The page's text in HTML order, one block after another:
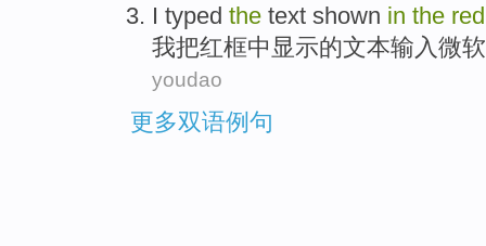
I typed the text shown in the red
我把红框中 显示的文本输入微软
youdao
更多双语例句